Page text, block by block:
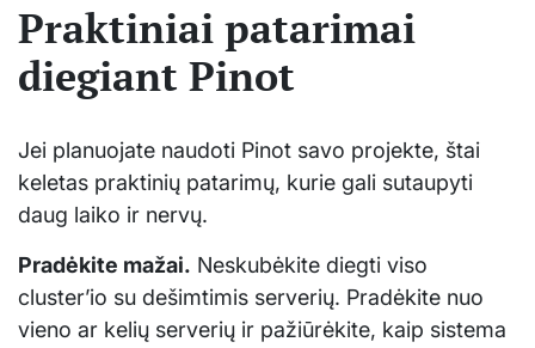
Praktiniai patarimai
diegiant Pinot
Jei planuojate naudoti Pinot savo projekte, štai
keletas praktinių patarimų, kurie gali sutaupyti
daug laiko ir nervų.
Pradėkite mažai. Neskubėkite diegti viso
cluster’io su dešimtimis serverių. Pradėkite nuo
vieno ar kelių serverių ir pažiūrėkite, kaip sistema